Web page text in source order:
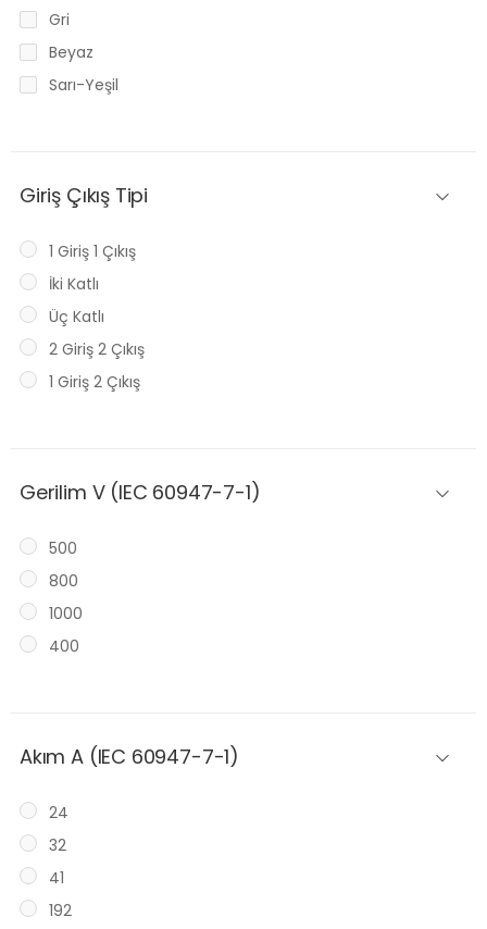
Gri
Beyaz
Sarı-Yeşil
Giriş Çıkış Tipi
1 Giriş 1 Çıkış
İki Katlı
Üç Katlı
2 Giriş 2 Çıkış
1 Giriş 2 Çıkış
Gerilim V (IEC 60947-7-1)
500
800
1000
400
Akım A (IEC 60947-7-1)
24
32
41
192